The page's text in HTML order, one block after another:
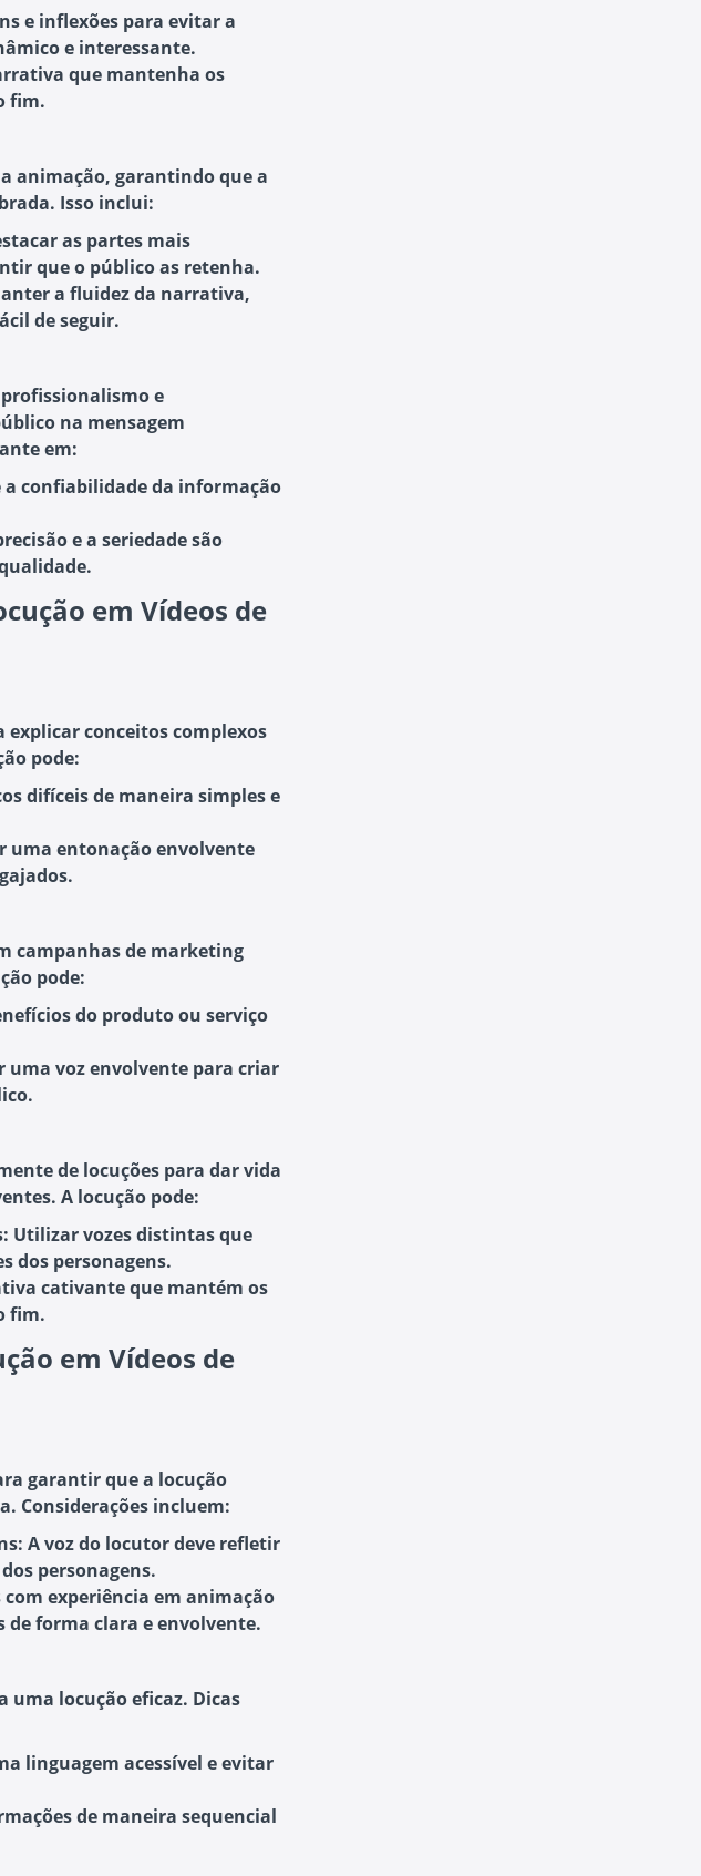
e inflexões para evitar a
e interessante.
que mantenha os
fim.
animação, garantindo que a
Isso inclui:
as partes mais
que o público as retenha.
a fluidez da narrativa,
de seguir.
e
na mensagem
em:
a confiabilidade da informação
e a seriedade são
em Vídeos de
conceitos complexos
pode:
difíceis de maneira simples e
uma entonação envolvente
campanhas de marketing
pode:
do produto ou serviço
uma voz envolvente para criar
de locuções para dar vida
A locução pode:
: Utilizar vozes distintas que
dos personagens.
cativante que mantém os
fim.
em Vídeos de
garantir que a locução
Considerações incluem:
: A voz do locutor deve refletir
personagens.
com experiência em animação
forma clara e envolvente.
uma locução eficaz. Dicas
linguagem acessível e evitar
de maneira sequencial